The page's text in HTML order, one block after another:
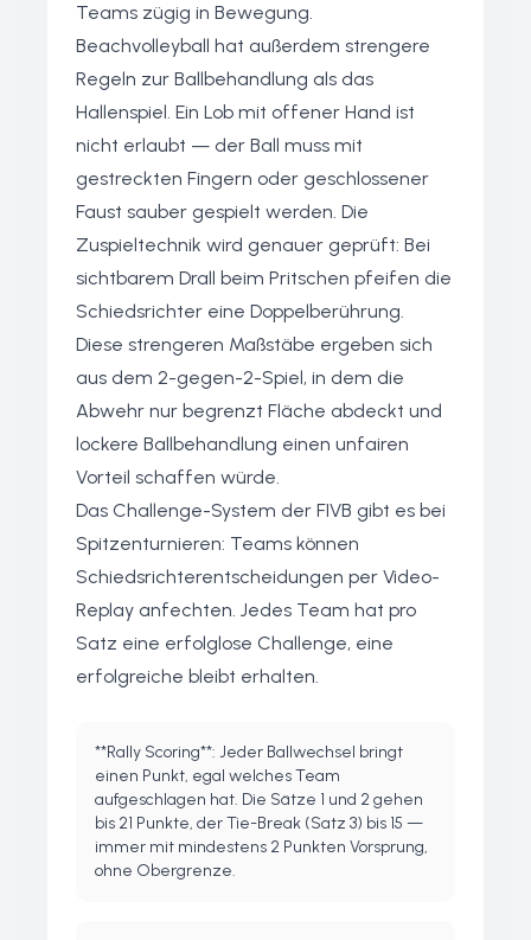
Teams zügig in Bewegung.
Beachvolleyball hat außerdem strengere
Regeln zur Ballbehandlung als das
Hallenspiel. Ein Lob mit offener Hand ist
nicht erlaubt — der Ball muss mit
gestreckten Fingern oder geschlossener
Faust sauber gespielt werden. Die
Zuspieltechnik wird genauer geprüft: Bei
sichtbarem Drall beim Pritschen pfeifen die
Schiedsrichter eine Doppelberührung.
Diese strengeren Maßstäbe ergeben sich
aus dem 2-gegen-2-Spiel, in dem die
Abwehr nur begrenzt Fläche abdeckt und
lockere Ballbehandlung einen unfairen
Vorteil schaffen würde.
Das Challenge-System der FIVB gibt es bei
Spitzenturnieren: Teams können
Schiedsrichterentscheidungen per Video-
Replay anfechten. Jedes Team hat pro
Satz eine erfolglose Challenge, eine
erfolgreiche bleibt erhalten.
**Rally Scoring**: Jeder Ballwechsel bringt
einen Punkt, egal welches Team
aufgeschlagen hat. Die Sätze 1 und 2 gehen
bis 21 Punkte, der Tie-Break (Satz 3) bis 15 —
immer mit mindestens 2 Punkten Vorsprung,
ohne Obergrenze.